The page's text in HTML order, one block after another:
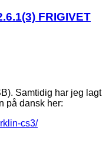
FRIGIVET
Samtidig har jeg lagt
på dansk her:
cs3/